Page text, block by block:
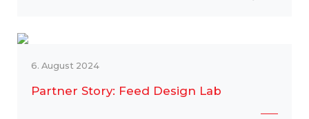
6. August 2024
Partner Story: Feed Design Lab